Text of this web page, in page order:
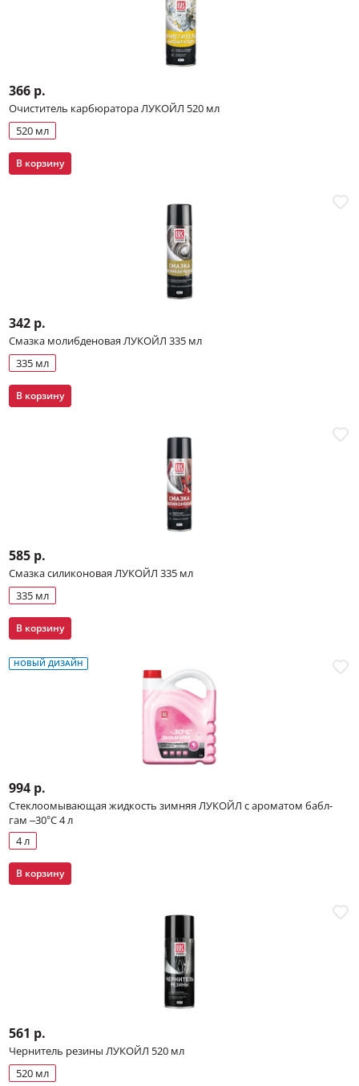
366 р.
Очиститель карбюратора ЛУКОЙЛ 520 мл
520 мл
В корзину
342 р.
Смазка молибденовая ЛУКОЙЛ 335 мл
335 мл
В корзину
585 р.
Смазка силиконовая ЛУКОЙЛ 335 мл
335 мл
В корзину
НОВЫЙ ДИЗАЙН
994 р.
Стеклоомывающая жидкость зимняя ЛУКОЙЛ с ароматом бабл-
гам –30°С 4 л
4 л
В корзину
561 р.
Чернитель резины ЛУКОЙЛ 520 мл
520 мл